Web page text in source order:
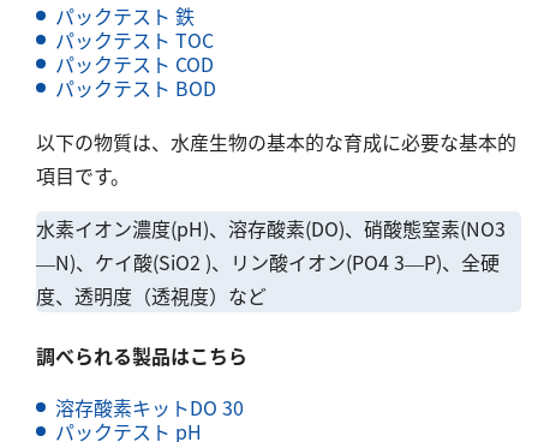
パックテスト 鉄
パックテスト TOC
パックテスト COD
パックテスト BOD
以下の物質は、水産生物の基本的な育成に必要な基本的
項目です。
水素イオン濃度(pH)、溶存酸素(DO)、硝酸態窒素(NO3
—N)、ケイ酸(SiO2 )、リン酸イオン(PO4 3—P)、全硬
度、透明度（透視度）など
調べられる製品はこちら
溶存酸素キットDO 30
パックテスト pH